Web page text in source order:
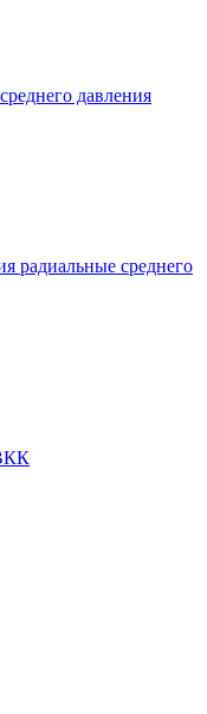
давления
радиальные среднего